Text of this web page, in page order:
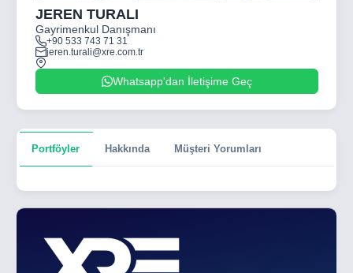
JEREN TURALI
Gayrimenkul Danışmanı
+90 533 743 71 31
jeren.turali@xre.com.tr
Whatsapp'dan İletişime Geç
Portföyler Hakkında Müşteri Yorumları